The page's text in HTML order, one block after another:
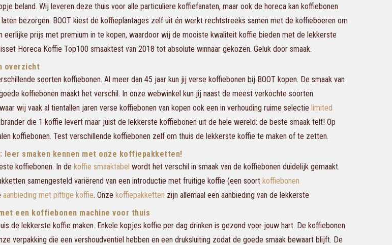
beland. Wij leveren deze thuis voor alle particuliere koffiefanaten, maar ook de horeca kan koffiebonen
bezorgen. BOOT kiest de koffieplantages zelf uit én werkt rechtstreeks samen met de koffieboeren om
eerlijke prijs met premium in te kopen, waardoor wij de mooiste kwaliteit koffie bieden met de lekkerste
Horeca Koffie Top100 smaaktest van 2018 tot absolute winnaar gekozen. Geluk door smaak.
overzicht
soorten koffiebonen. Al meer dan 45 jaar kun jij verse koffiebonen bij BOOT kopen. De smaak van
koffiebonen maakt het verschil. In onze webwinkel kun jij naast de meest verkochte soorten
wij vaak al tientallen jaren verse koffiebonen van kopen ook een in verhouding ruime selectie limited
brander die 1 koffie levert maar juist de lekkerste koffiebonen uit de hele wereld: de beste smaak telt! Op
koffiebonen. Test verschillende koffiebonen zelf om thuis de lekkerste koffie te maken of te zetten.
leer smaken kennen met onze koffiepakketten!
koffiebonen. In de koffie smaaktabel wordt het verschil in smaak van de koffiebonen duidelijk gemaakt.
samengesteld variërend van een introductie met fruitige koffie (een soort koffiebonen
aanbieding met pittige koffie. Onze koffiepakketten zijn allemaal een aanbieding van de lekkerste
een koffiebonen machine voor thuis
de lekkerste koffie maken. Enkele kopjes koffie per dag drinken is gezond voor jouw hart. De koffiebonen
verpakking die een vershoudventiel hebben en een druksluiting zodat de goede smaak bewaart blijft. De